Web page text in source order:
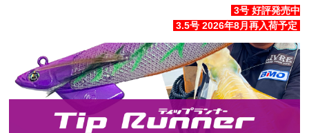
3号 好評発売中
3.5号 2026年8月再入荷予定